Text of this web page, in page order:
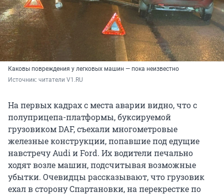
Каковы повреждения у легковых машин — пока неизвестно
Источник: читатели V1.RU
На первых кадрах с места аварии видно, что с
полуприцепа-платформы, буксируемой
грузовиком DAF, съехали многометровые
железные конструкции, попавшие под едущие
навстречу Audi и Ford. Их водители печально
ходят возле машин, подсчитывая возможные
убытки. Очевидцы рассказывают, что грузовик
ехал в сторону Спартановки, на перекрестке по